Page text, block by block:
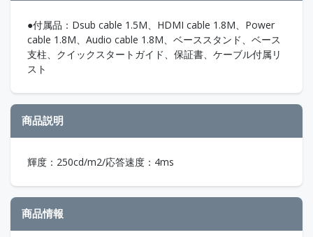
●付属品：Dsub cable 1.5M、HDMI cable 1.8M、Power
cable 1.8M、Audio cable 1.8M、ベーススタンド、ベース
支柱、クイックスタートガイド、保証書、ケーブル付属リ
スト
商品説明
輝度：250cd/m2/応答速度：4ms
商品情報